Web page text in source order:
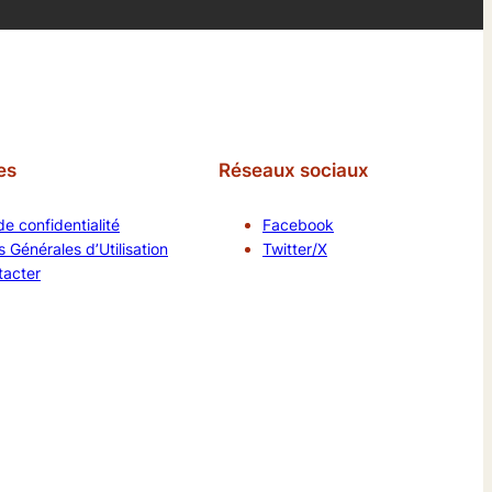
confidentialité
Générales d’Utilisation
Réseaux sociaux
Facebook
Twitter/X